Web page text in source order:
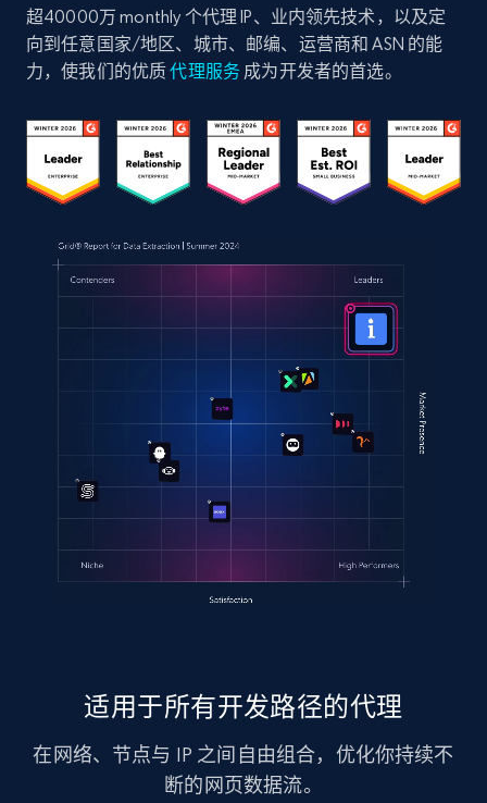
超40000万 monthly 个代理 IP、业内领先技术，以及定
向到任意国家/地区、城市、邮编、运营商和 ASN 的能
力，使我们的优质代理服务 成为开发者的首选。
适用于所有开发路径的代理
在网络、节点与 IP 之间自由组合，优化你持续不
断的网页数据流。